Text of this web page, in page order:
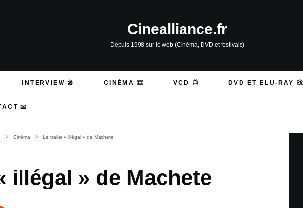
Cinealliance.fr
Depuis 1998 sur le web (Cinéma, DVD et festivals)
INTERVIEW 🎤 CINÉMA 🎞️ VOD 📺 DVD ET BLU-RAY 📀
📧
Cinéma Le trailer « illégal » de Machete
illégal » de Machete